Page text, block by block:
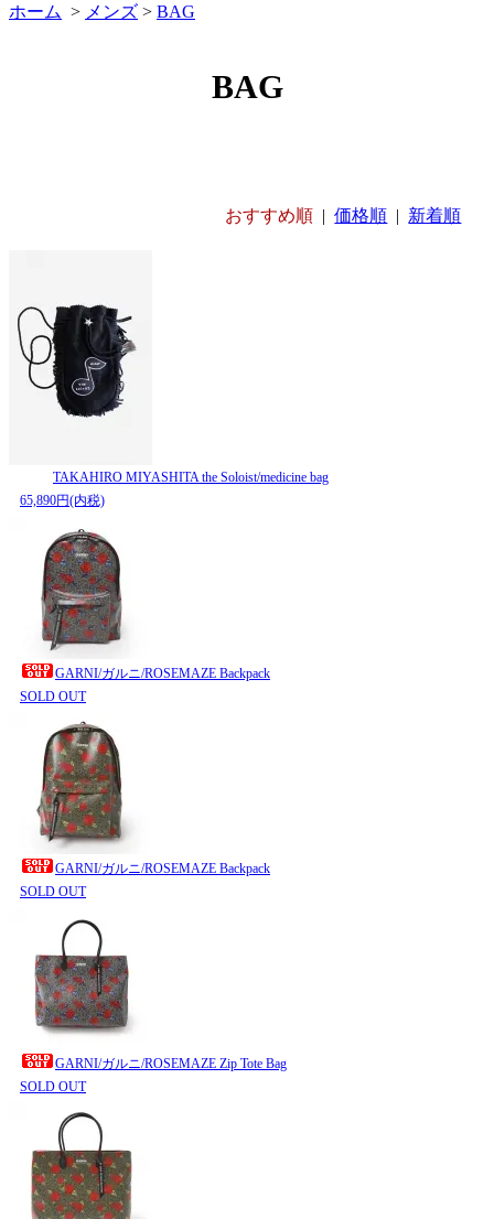
ホーム > メンズ > BAG
BAG
おすすめ順 |価格順 | 新着順
TAKAHIRO MIYASHITA the Soloist/medicine bag
65,890円(内税)
GARNI/ガルニ/ROSEMAZE Backpack
SOLD OUT
GARNI/ガルニ/ROSEMAZE Backpack
SOLD OUT
GARNI/ガルニ/ROSEMAZE Zip Tote Bag
SOLD OUT